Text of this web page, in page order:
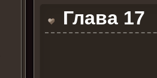
Глава 17